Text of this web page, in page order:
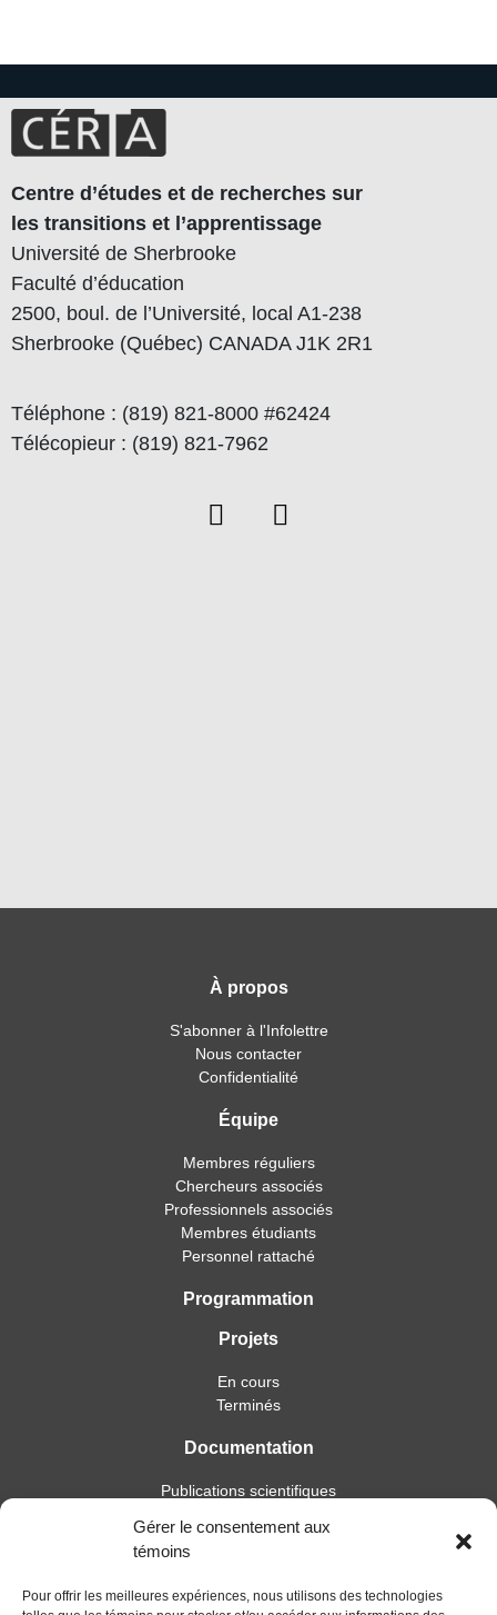
Gérer le consentement aux
témoins
Pour offrir les meilleures expériences, nous utilisons des technologies
Centre d’études et de recherches sur
les transitions et l’apprentissage
Université de Sherbrooke
Faculté d’éducation
2500, boul. de l’Université, local A1-238
Sherbrooke (Québec) CANADA J1K 2R1
Téléphone : (819) 821-8000 #62424
Télécopieur : (819) 821-7962
À propos
S'abonner à l'Infolettre
Nous contacter
Confidentialité
Équipe
Membres réguliers
Chercheurs associés
Professionnels associés
Membres étudiants
Personnel rattaché
Programmation
Projets
En cours
Terminés
Documentation
Publications scientifiques
Soutien à l’intervention
Essais, mémoires et thèses